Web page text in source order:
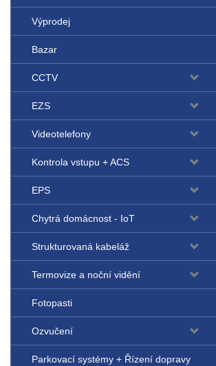
Výprodej
Bazar
CCTV
EZS
Videotelefony
Kontrola vstupu + ACS
EPS
Chytrá domácnost - IoT
Strukturovaná kabeláž
Termovize a noční vidění
Fotopasti
Ozvučení
Parkovací systémy + Řízení dopravy